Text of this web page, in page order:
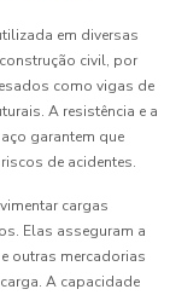
em diversas
civil, por
como vigas de
A resistência e a
garantem que
de acidentes.
cargas
Elas asseguram a
outras mercadorias
A capacidade